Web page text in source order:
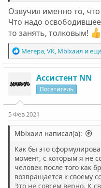
Например от
настолько сильного
и уверенность в успехе,
дальше, привести к
видеть, и мотивация это
Ну то есть наркотики из
образовалось пустое
пустое место то, что
нибудь само.
Короче говоря, никому
через зависимость, но
и не поехал кукухой —
Озвучил именно то,
Что надо
то занять, толковым!
Р
е
а
ц
и
:
Мегера,VK, Мblxaил и
Ассистент NN
Посетитель
5 Фев 2021
Мblxaил написал(а):
Как бы это
момент, с которым я не
человек после того как
возвращается к своему
Это не совсем верно. К